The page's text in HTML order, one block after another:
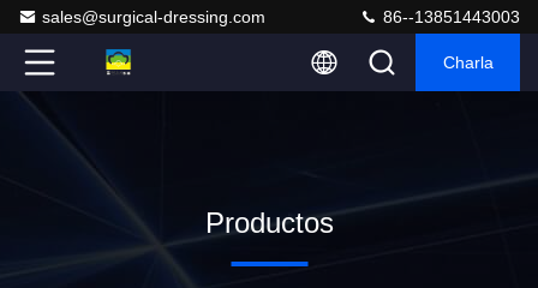
sales@surgical-dressing.com 86--13851443003
Charla
Productos